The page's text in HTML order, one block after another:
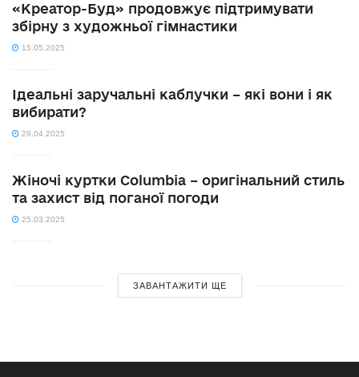
«Креатор-Буд» продовжує підтримувати
збірну з художньої гімнастики
15.05.2025
Ідеальні заручальні каблучки – які вони і як
вибирати?
29.04.2025
Жіночі куртки Columbia – оригінальний стиль
та захист від поганої погоди
25.03.2025
ЗАВАНТАЖИТИ ЩЕ